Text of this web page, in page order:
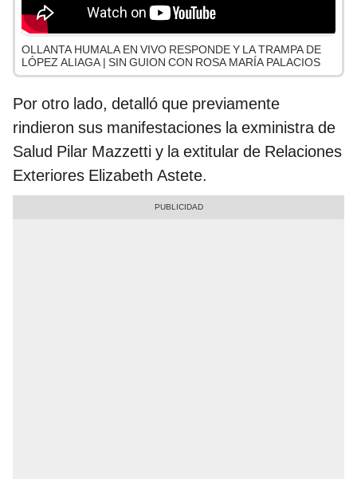
OLLANTA HUMALA EN VIVO RESPONDE Y LA TRAMPA DE
LÓPEZ ALIAGA | SIN GUION CON ROSA MARÍA PALACIOS
Por otro lado, detalló que previamente
rindieron sus manifestaciones la exministra de
Salud Pilar Mazzetti y la extitular de Relaciones
Exteriores Elizabeth Astete.